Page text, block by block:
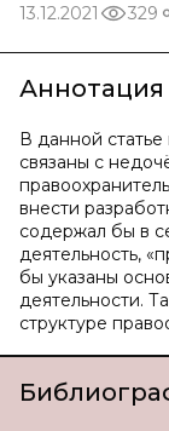
13.12.2021 329
Аннотация
В данной
связаны с
внести
содержал бы в
деятельность,
бы указаны
деятельности.
структуре